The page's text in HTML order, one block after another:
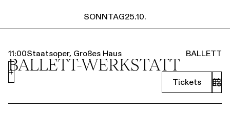
SONNTAG25.10.
11:00Staatsoper, Großes Haus BALLETT
BALLETT-WERKSTATT
Tickets
+